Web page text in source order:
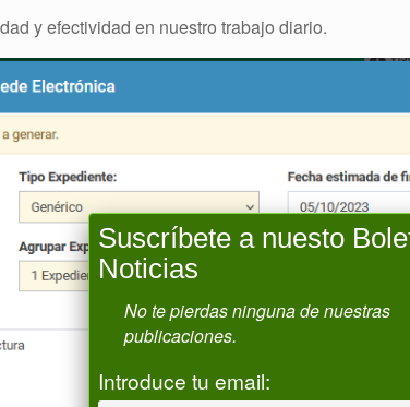
y efectividad en nuestro trabajo diario.
Suscríbete a nuesto
Noticias
No te pierdas ninguna de nuestras
publicaciones.
Introduce tu email: